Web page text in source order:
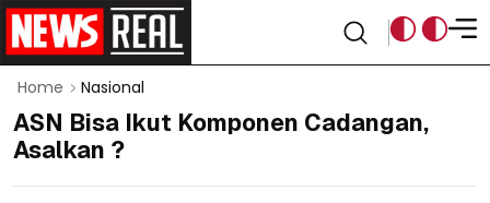
Home Nasional
ASN Bisa Ikut Komponen Cadangan,
Asalkan ?